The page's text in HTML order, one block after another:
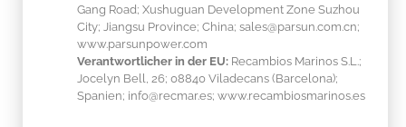
Gang Road; Xushuguan Development Zone Suzhou
City; Jiangsu Province; China; sales@parsun.com.cn;
www.parsunpower.com
Verantwortlicher in der EU: Recambios Marinos S.L.;
Jocelyn Bell, 26; 08840 Viladecans (Barcelona);
Spanien; info@recmar.es; www.recambiosmarinos.es